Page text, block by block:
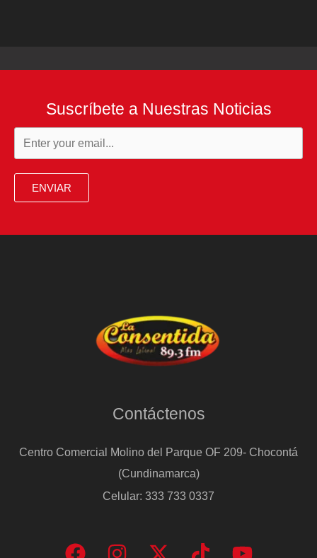
Suscríbete a Nuestras Noticias
ENVIAR
Contáctenos
Centro Comercial Molino del Parque OF 209- Chocontá
(Cundinamarca)
Celular: 333 733 0337